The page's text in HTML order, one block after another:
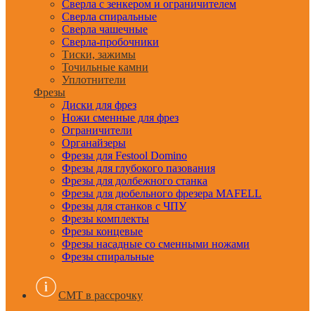
Сверла с зенкером и ограничителем
Сверла спиральные
Сверла чашечные
Сверла-пробочники
Тиски, зажимы
Точильные камни
Уплотнители
Фрезы
Диски для фрез
Ножи сменные для фрез
Ограничители
Органайзеры
Фрезы для Festool Domino
Фрезы для глубокого пазования
Фрезы для долбежного станка
Фрезы для дюбельного фрезера MAFELL
Фрезы для станков с ЧПУ
Фрезы комплекты
Фрезы концевые
Фрезы насадные со сменными ножами
Фрезы спиральные
CMT в рассрочку